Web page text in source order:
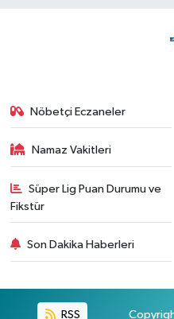
Nöbetçi Eczaneler
Namaz Vakitleri
Süper Lig Puan Durumu ve
Fikstür
Son Dakika Haberleri
RSS